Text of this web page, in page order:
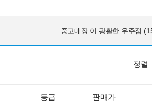
중고매장 이 광활한 우주점
정렬
등급 판매가